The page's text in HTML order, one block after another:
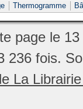
Thermogramme
page le
236 fois.
La